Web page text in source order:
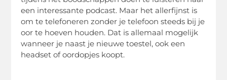
een interessante podcast. Maar het allerfijnst is
om te telefoneren zonder je telefoon steeds bij je
oor te hoeven houden. Dat is allemaal mogelijk
wanneer je naast je nieuwe toestel, ook een
headset of oordopjes koopt.